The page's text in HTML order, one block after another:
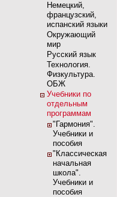
Немецкий,
французский,
испанский языки
Окружающий
мир
Русский язык
Технология.
Физкультура.
ОБЖ
Учебники по
отдельным
программам
"Гармония".
Учебники и
пособия
"Классическая
начальная
школа".
Учебники и
пособия